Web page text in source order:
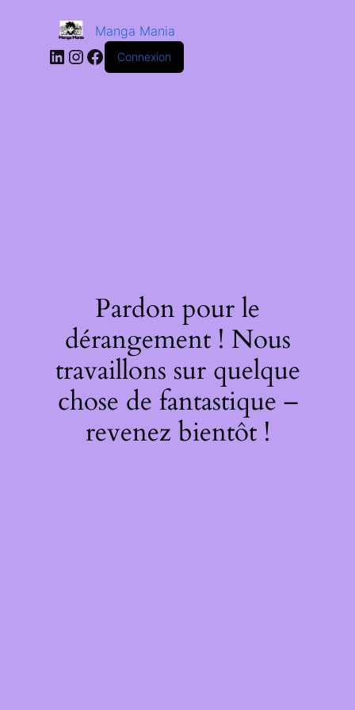
Manga Mania
Connexion
Pardon pour le
dérangement ! Nous
travaillons sur quelque
chose de fantastique –
revenez bientôt !